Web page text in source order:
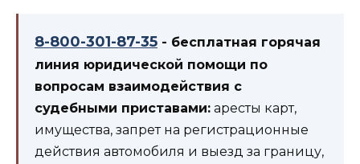
8-800-301-87-35 - бесплатная горячая
линия юридической помощи по
вопросам взаимодействия с
судебными приставами: аресты карт,
имущества, запрет на регистрационные
действия автомобиля и выезд за границу,